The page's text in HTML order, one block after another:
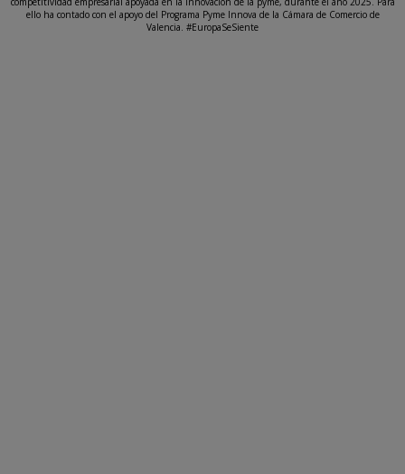
ello ha contado con el apoyo del Programa Pyme Innova de la Cámara de Comercio de
Valencia. #EuropaSeSiente